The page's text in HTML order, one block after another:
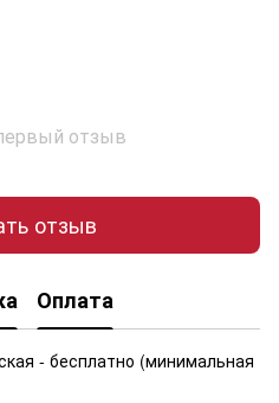
отзыв
отзыв
Оплата
- бесплатно (минимальная